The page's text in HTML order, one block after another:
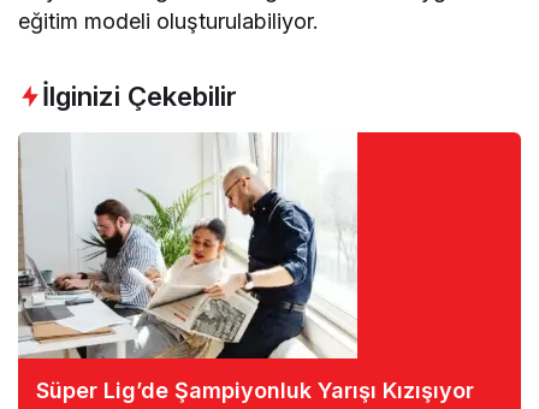
eğitim modeli oluşturulabiliyor.
İlginizi Çekebilir
Süper Lig’de Şampiyonluk Yarışı Kızışıyor